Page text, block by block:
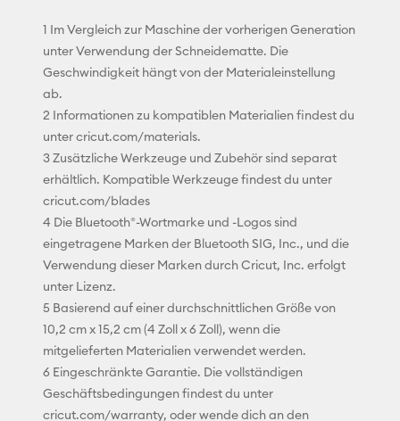
1 Im Vergleich zur Maschine der vorherigen Generation
unter Verwendung der Schneidematte. Die
Geschwindigkeit hängt von der Materialeinstellung
ab.
2 Informationen zu kompatiblen Materialien findest du
unter cricut.com/materials.
3 Zusätzliche Werkzeuge und Zubehör sind separat
erhältlich. Kompatible Werkzeuge findest du unter
cricut.com/blades
4 Die Bluetooth®-Wortmarke und -Logos sind
eingetragene Marken der Bluetooth SIG, Inc., und die
Verwendung dieser Marken durch Cricut, Inc. erfolgt
unter Lizenz.
5 Basierend auf einer durchschnittlichen Größe von
10,2 cm x 15,2 cm (4 Zoll x 6 Zoll), wenn die
mitgelieferten Materialien verwendet werden.
6 Eingeschränkte Garantie. Die vollständigen
Geschäftsbedingungen findest du unter
cricut.com/warranty, oder wende dich an den